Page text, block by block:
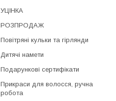
УЦІНКА
РОЗПРОДАЖ
Повітряні кульки та гірлянди
Дитячі намети
Подарункові сертифікати
Прикраси для волосся, ручна
робота